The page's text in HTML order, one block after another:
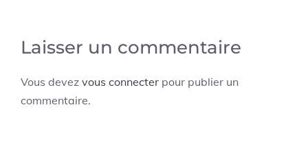
Laisser un commentaire
Vous devez vous connecter pour publier un
commentaire.